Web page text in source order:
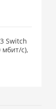
Switch
мбит/с),